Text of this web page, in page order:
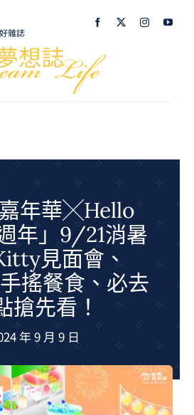
雜誌
室內設計
GCU大賽
夢想購物
嘉年華╳Hello
年」9/21消暑
見面會、
搖餐食、必去
搶先看！
年 9 月 9 日